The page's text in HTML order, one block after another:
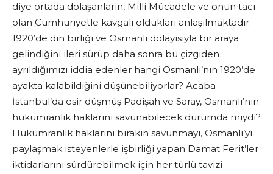
diye ortada dolaşanların, Milli Mücadele ve onun tacı
olan Cumhuriyetle kavgalı oldukları anlaşılmaktadır.
1920’de din birliği ve Osmanlı dolayısıyla bir araya
gelindiğini ileri sürüp daha sonra bu çizgiden
ayrıldığımızı iddia edenler hangi Osmanlı’nın 1920’de
ayakta kalabildiğini düşünebiliyorlar? Acaba
İstanbul’da esir düşmüş Padişah ve Saray, Osmanlı’nın
hükümranlık haklarını savunabilecek durumda mıydı?
Hükümranlık haklarını bırakın savunmayı, Osmanlı’yı
paylaşmak isteyenlerle işbirliği yapan Damat Ferit’ler
iktidarlarını sürdürebilmek için her türlü tavizi